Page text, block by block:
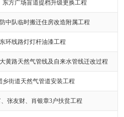
东方广场盲道提档升级更换工程
中队临时搬迁住房改造附属工程
东环线路灯灯杆油漆工程
黄路天然气管线及自来水管线迁改过程
乡街道天然气管道安装工程
张友财、肖银章3户扶贫工程